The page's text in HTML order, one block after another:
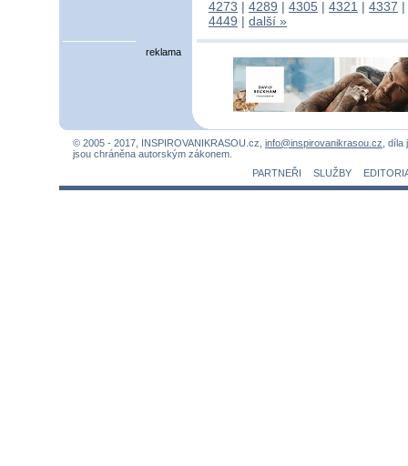
4273 | 4289 | 4305 | 4321 | 4337 |
4449 | další »
reklama
© 2005 - 2017, INSPIROVANIKRASOU.cz, info@inspirovanikrasou.cz, díla
jsou chráněna autorským zákonem.
PARTNEŘI
SLUŽBY